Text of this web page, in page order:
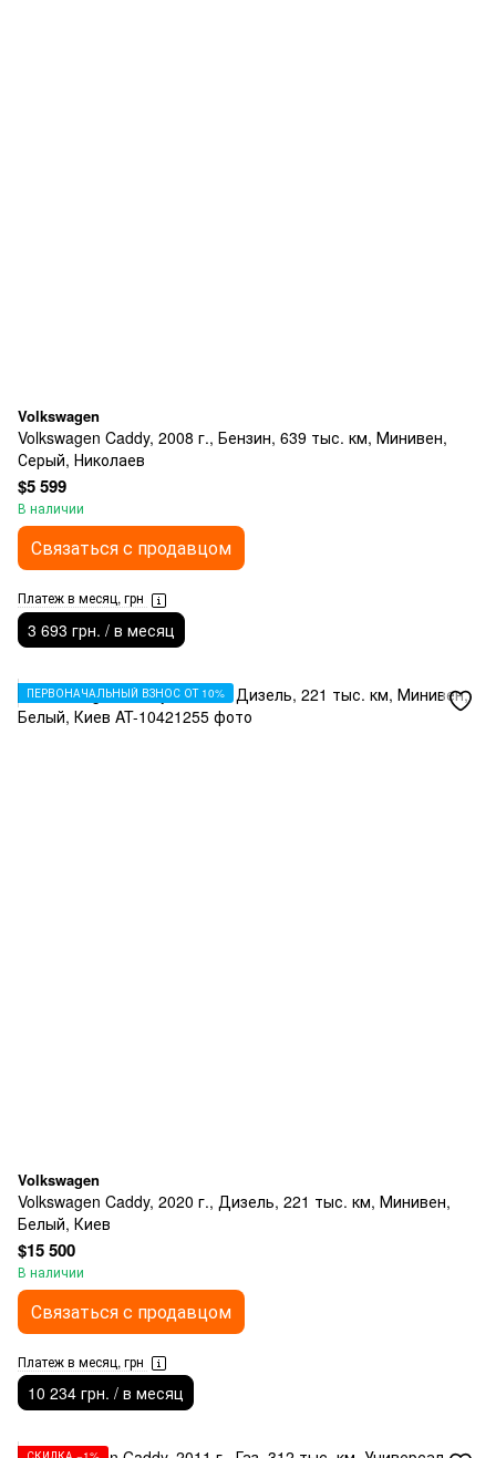
Volkswagen
Volkswagen Caddy, 2008 г., Бензин, 639 тыс. км, Минивен,
Серый, Николаев
$5 599
В наличии
Связаться с продавцом
Платеж в месяц, грн
3 693 грн. / в месяц
ПЕРВОНАЧАЛЬНЫЙ ВЗНОС ОТ 10%
Volkswagen
Volkswagen Caddy, 2020 г., Дизель, 221 тыс. км, Минивен,
Белый, Киев
$15 500
В наличии
Связаться с продавцом
Платеж в месяц, грн
10 234 грн. / в месяц